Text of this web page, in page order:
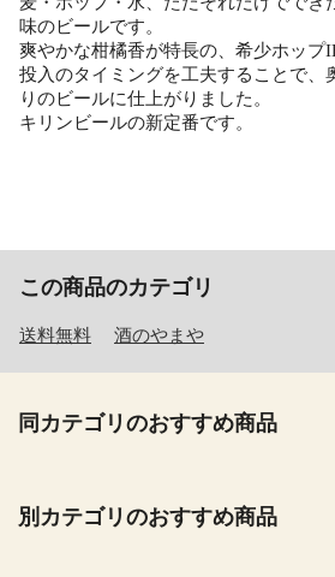
味のビールです。
爽やかな柑橘香が特長の、希少ホップ
投入のタイミングを工夫することで、
りのビールに仕上がりました。
キリンビールの新定番です。
この商品のカテゴリ
送料無料 酒のやまや
同カテゴリのおすすめ商品
別カテゴリのおすすめ商品